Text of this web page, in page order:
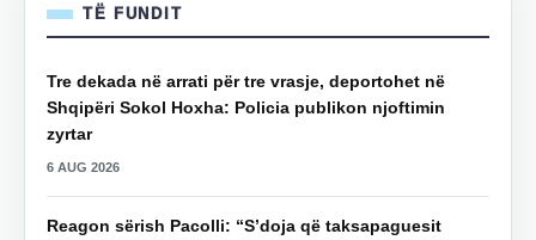
TË FUNDIT
Tre dekada në arrati për tre vrasje, deportohet në
Shqipëri Sokol Hoxha: Policia publikon njoftimin
zyrtar
6 AUG 2026
Reagon sërish Pacolli: “S’doja që taksapaguesit